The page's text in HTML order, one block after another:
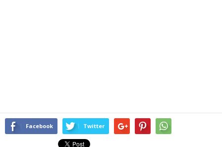
Facebook Twitter